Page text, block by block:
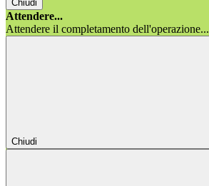
Chiudi
Attendere...
Attendere il completamento dell'operazione...
Chiudi